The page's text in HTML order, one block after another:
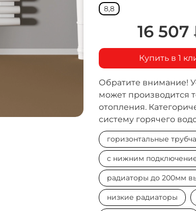
8,8
16 507
Купить в 1
Обратите внимание!
может производится
отопления.
систему горячего
горизонтальные
с нижним
радиаторы до 200мм
низкие радиаторы